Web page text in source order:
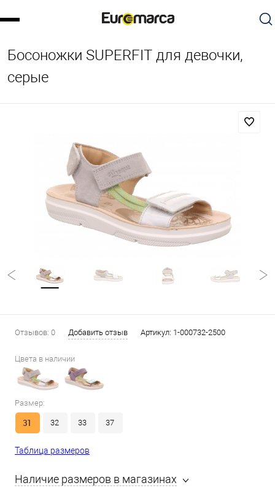
Босоножки SUPERFIT для девочки,
серые
Отзывов: 0 Добавить отзыв Артикул: 1-000732-2500
Цвета в наличии
Размер:
31 32 33 37
Таблица размеров
Наличие размеров в магазинах